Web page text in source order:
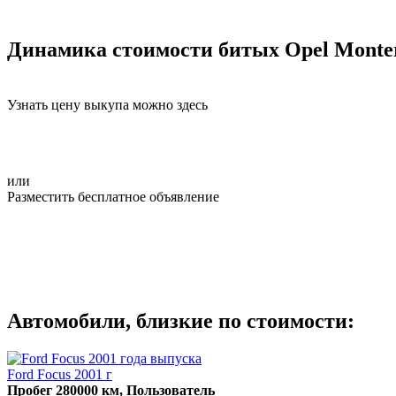
Динамика стоимости битых Opel
Узнать цену выкупа можно здесь
или
Разместить бесплатное объявление
Автомобили, близкие по стоимости:
Ford Focus 2001 г
Пробег 280000 км, Пользователь